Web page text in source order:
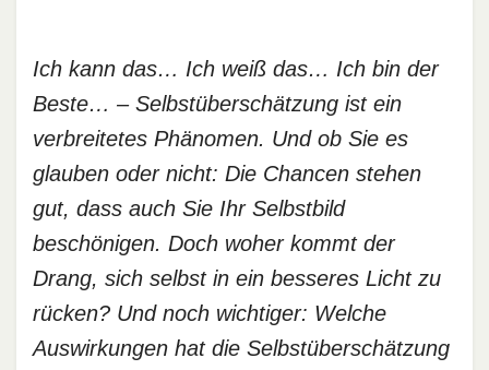
Ich kann das… Ich weiß das… Ich bin der
Beste… – Selbstüberschätzung ist ein
verbreitetes Phänomen. Und ob Sie es
glauben oder nicht: Die Chancen stehen
gut, dass auch Sie Ihr Selbstbild
beschönigen. Doch woher kommt der
Drang, sich selbst in ein besseres Licht zu
rücken? Und noch wichtiger: Welche
Auswirkungen hat die Selbstüberschätzung